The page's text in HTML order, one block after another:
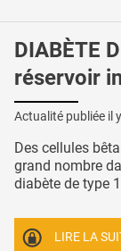
DIABÈTE
réservoir
Actualité publiée il
Des cellules
grand nombre
diabète de type
LIRE LA